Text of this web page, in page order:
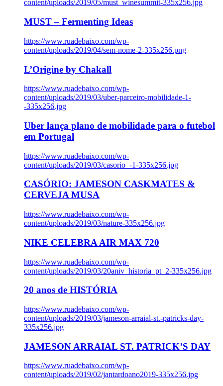
content/uploads/2019/05/must_winesummit-335x256.jpg
MUST – Fermenting Ideas
https://www.ruadebaixo.com/wp-
content/uploads/2019/04/sem-nome-2-335x256.png
L’Origine by Chakall
https://www.ruadebaixo.com/wp-
content/uploads/2019/03/uber-parceiro-mobilidade-1-
-335x256.jpg
Uber lança plano de mobilidade para o futebol
em Portugal
https://www.ruadebaixo.com/wp-
content/uploads/2019/03/casorio_-1-335x256.jpg
CASÓRIO: JAMESON CASKMATES &
CERVEJA MUSA
https://www.ruadebaixo.com/wp-
content/uploads/2019/03/nature-335x256.jpg
NIKE CELEBRA AIR MAX 720
https://www.ruadebaixo.com/wp-
content/uploads/2019/03/20aniv_historia_pt_2-335x256.jpg
20 anos de HISTÓRIA
https://www.ruadebaixo.com/wp-
content/uploads/2019/03/jameson-arraial-st.-patricks-day-
335x256.jpg
JAMESON ARRAIAL ST. PATRICK’S DAY
https://www.ruadebaixo.com/wp-
content/uploads/2019/02/jantardoano2019-335x256.jpg